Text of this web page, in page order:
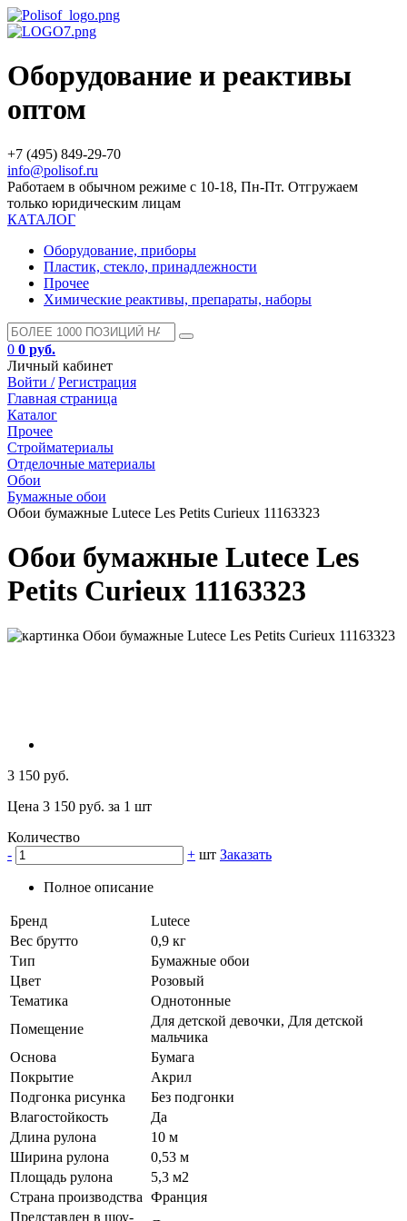
Оборудование и реактивы
оптом
+7 (495) 849-29-70
info@polisof.ru
Работаем в обычном режиме с 10-18, Пн-Пт. Отгружаем
только юридическим лицам
КАТАЛОГ
Оборудование, приборы
Пластик, стекло, принадлежности
Прочее
Химические реактивы, препараты, наборы
0 0 руб.
Личный кабинет
Войти / Регистрация
Главная страница
Каталог
Прочее
Стройматериалы
Отделочные материалы
Обои
Бумажные обои
Обои бумажные Lutece Les Petits Curieux 11163323
Обои бумажные Lutece Les
Petits Curieux 11163323
3 150 руб.
Цена 3 150 руб. за 1 шт
Количество
-
+ шт Заказать
Полное описание
Бренд
Lutece
Вес брутто
0,9 кг
Тип
Бумажные обои
Цвет
Розовый
Тематика
Однотонные
Помещение
Для детской девочки, Для детской
мальчика
Основа
Бумага
Покрытие
Акрил
Подгонка рисунка
Без подгонки
Влагостойкость
Да
Длина рулона
10 м
Ширина рулона
0,53 м
Площадь рулона
5,3 м2
Страна производства Франция
Представлен в шоу-